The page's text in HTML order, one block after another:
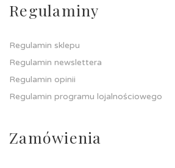
Regulaminy
Regulamin sklepu
Regulamin newslettera
Regulamin opinii
Regulamin programu lojalnościowego
Zamówienia